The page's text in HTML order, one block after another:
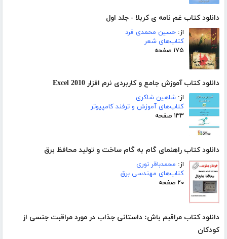
دانلود کتاب غم نامه ی کربلا - جلد اول
از: حسین محمدی فرد
کتاب‌های شعر
۱۷۵ صفحه
دانلود کتاب آموزش جامع و کاربردی نرم افزار Excel 2010
از: شاهین شاکری
کتاب‌های آموزش و ترفند کامپیوتر
۱۳۳ صفحه
دانلود کتاب راهنمای گام به گام ساخت و تولید محافظ برق
از: محمدباقر نوری
کتاب‌های مهندسی برق
۲۰ صفحه
دانلود کتاب مراقبم باش: داستانی جذاب در مورد مراقبت جنسی از
کودکان